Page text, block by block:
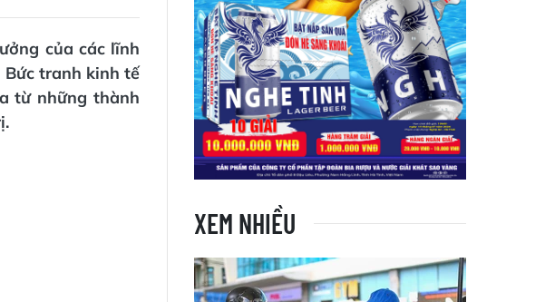
của các lĩnh
tranh kinh tế
từ những thành
XEM NHIỀU